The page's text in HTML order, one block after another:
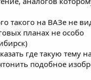
такого на ВАЗе не
планах не особо
где такую тему
подобное